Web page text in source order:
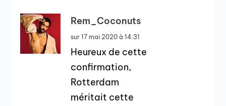
Rem_Coconuts
sur 17 mai 2020 à 14:31
Heureux de cette
confirmation,
Rotterdam
méritait cette